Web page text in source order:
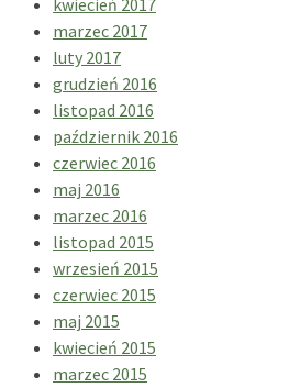
kwiecień 2017
marzec 2017
luty 2017
grudzień 2016
listopad 2016
październik 2016
czerwiec 2016
maj 2016
marzec 2016
listopad 2015
wrzesień 2015
czerwiec 2015
maj 2015
kwiecień 2015
marzec 2015